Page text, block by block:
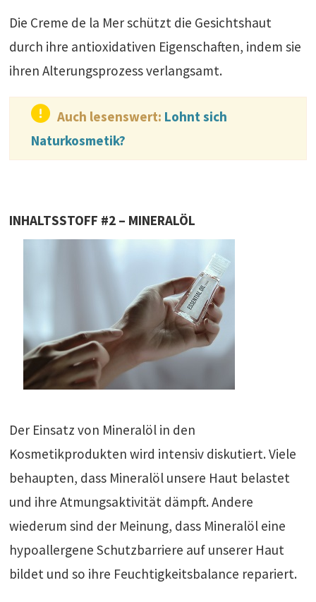
Die Creme de la Mer schützt die Gesichtshaut
durch ihre antioxidativen Eigenschaften, indem sie
ihren Alterungsprozess verlangsamt.
Auch lesenswert: Lohnt sich
Naturkosmetik?
INHALTSSTOFF #2 – MINERALÖL
Der Einsatz von Mineralöl in den
Kosmetikprodukten wird intensiv diskutiert. Viele
behaupten, dass Mineralöl unsere Haut belastet
und ihre Atmungsaktivität dämpft. Andere
wiederum sind der Meinung, dass Mineralöl eine
hypoallergene Schutzbarriere auf unserer Haut
bildet und so ihre Feuchtigkeitsbalance repariert.